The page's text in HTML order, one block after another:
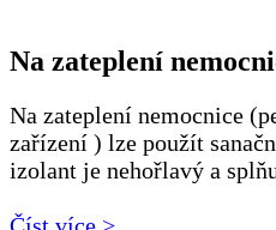
Na zateplení
Na zateplení nemocnice
zařízení ) lze použít
izolant je nehořlavý a
Číst více >